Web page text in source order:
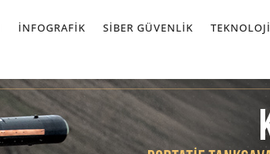
İNFOGRAFIK SIBER GÜVENLIK TEKNOLOJI